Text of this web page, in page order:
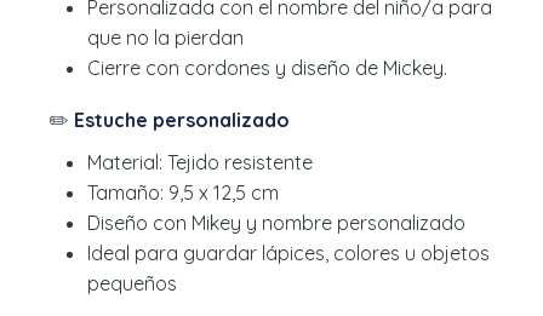
Personalizada con el nombre del niño/a para
que no la pierdan
Cierre con cordones y diseño de Mickey.
✏️ Estuche personalizado
Material: Tejido resistente
Tamaño: 9,5 x 12,5 cm
Diseño con Mikey y nombre personalizado
Ideal para guardar lápices, colores u objetos
pequeños